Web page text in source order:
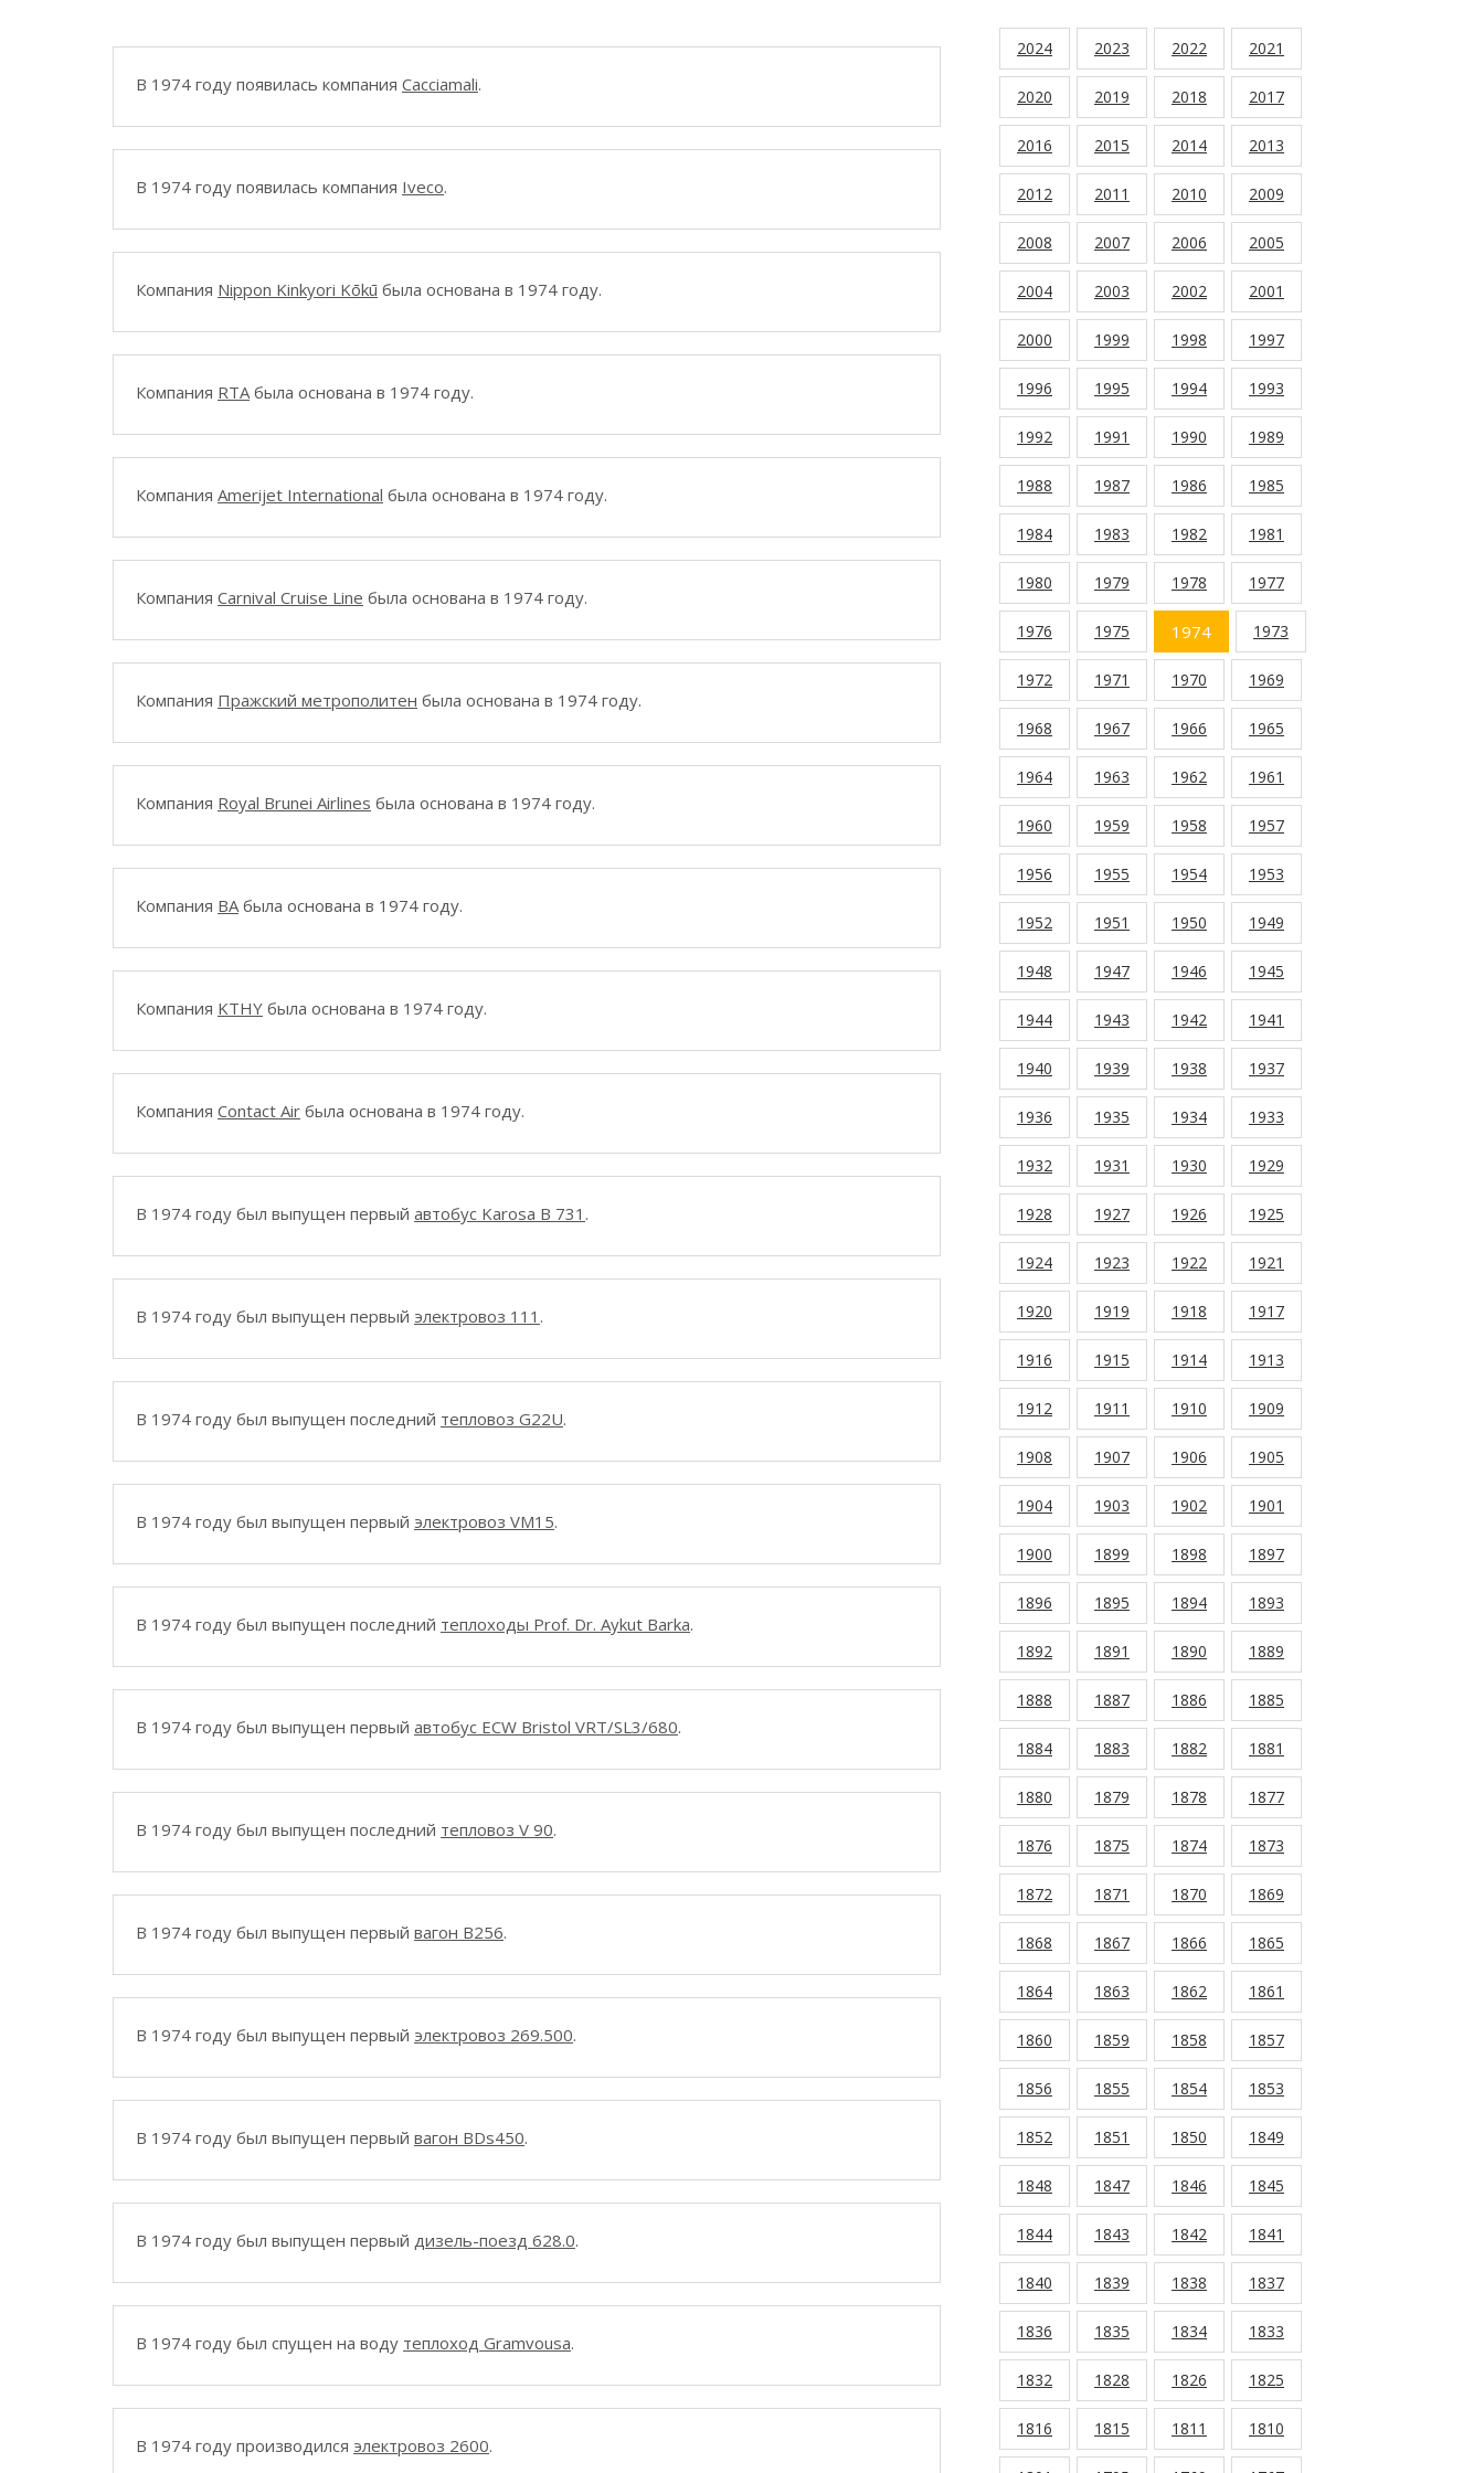
В 1974 году появилась компания Cacciamali.
В 1974 году появилась компания Iveco.
Компания Nippon Kinkyori Kōkū была основана в 1974 году.
Компания RTAбыла основана в 1974 году.
Компания Amerijet International была основана в 1974 году.
Компания Carnival Cruise Line была основана в 1974 году.
Компания Пражский метрополитен была основана в 1974 году.
Компания Royal Brunei Airlines была основана в 1974 году.
Компания BAбыла основана в 1974 году.
Компания KTHY была основана в 1974 году.
Компания Contact Air была основана в 1974 году.
В 1974 году был выпущен первый автобус Karosa B 731 .
В 1974 году был выпущен первый электровоз 111 .
В 1974 году был выпущен последний тепловоз G22U.
В 1974 году был выпущен первый электровоз VM15.
В 1974 году был выпущен последний теплоходы Prof. Dr. Aykut Barka.
В 1974 году был выпущен первый автобус ECW Bristol VRT/SL3/680.
В 1974 году был выпущен последний тепловоз V 90.
В 1974 году был выпущен первый вагон B256.
В 1974 году был выпущен первый электровоз 269.500.
В 1974 году был выпущен первый вагон BDs450.
В 1974 году был выпущен первый дизель-поезд 628.0.
В 1974 году был спущен на воду теплоход Gramvousa.
В 1974 году производился электровоз 2600.
2024 2023 2022 2021
2020 2019 2018 2017
2016 2015 2014 2013
2012 2011 2010 2009
2008 2007 2006 2005
2004 2003 2002 2001
2000 1999 1998 1997
1996 1995 1994 1993
1992 1991 1990 1989
1988 1987 1986 1985
1984 1983 1982 1981
1980 1979 1978 1977
1976 1975 1974 1973
1972 1971 1970 1969
1968 1967 1966 1965
1964 1963 1962 1961
1960 1959 1958 1957
1956 1955 1954 1953
1952 1951 1950 1949
1948 1947 1946 1945
1944 1943 1942 1941
1940 1939 1938 1937
1936 1935 1934 1933
1932 1931 1930 1929
1928 1927 1926 1925
1924 1923 1922 1921
1920 1919 1918 1917
1916 1915 1914 1913
1912 1911 1910 1909
1908 1907 1906 1905
1904 1903 1902 1901
1900 1899 1898 1897
1896 1895 1894 1893
1892 1891 1890 1889
1888 1887 1886 1885
1884 1883 1882 1881
1880 1879 1878 1877
1876 1875 1874 1873
1872 1871 1870 1869
1868 1867 1866 1865
1864 1863 1862 1861
1860 1859 1858 1857
1856 1855 1854 1853
1852 1851 1850 1849
1848 1847 1846 1845
1844 1843 1842 1841
1840 1839 1838 1837
1836 1835 1834 1833
1832 1828 1826 1825
1816 1815 1811 1810